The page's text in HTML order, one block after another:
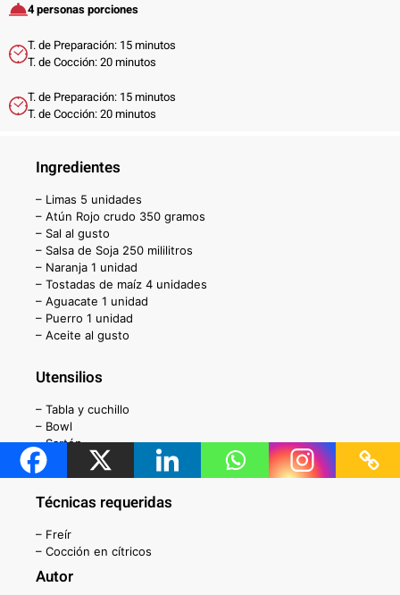
4 personas porciones
T. de Preparación: 15 minutos
T. de Cocción: 20 minutos
T. de Preparación: 15 minutos
T. de Cocción: 20 minutos
Ingredientes
– Limas 5 unidades
– Atún Rojo crudo 350 gramos
– Sal al gusto
– Salsa de Soja 250 mililitros
– Naranja 1 unidad
– Tostadas de maíz 4 unidades
– Aguacate 1 unidad
– Puerro 1 unidad
– Aceite al gusto
Utensilios
– Tabla y cuchillo
– Bowl
– Sartén
– Papel de cocina
Técnicas requeridas
– Freír
– Cocción en cítricos
Autor